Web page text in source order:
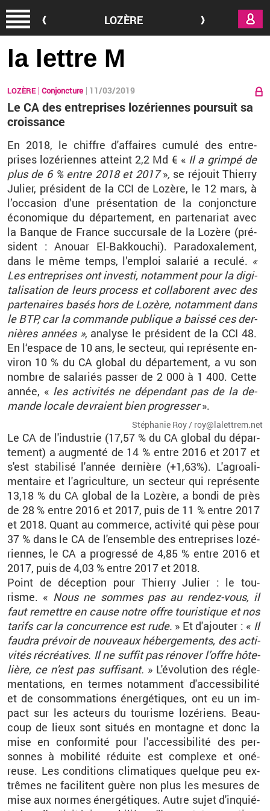
LOZÈRE
la lettre M
LOZÈRE Conjoncture 11/03/2019
Le CA des entreprises lozériennes poursuit sa
croissance
En 2018, le chiffre d'af­faires cu­mulé des en­tre­
prises lo­zé­riennes at­teint 2,2 Md € « Il a grimpé de
plus de 6 % entre 2018 et 2017 », se ré­jouitThierry
Ju­lier, pré­sident de la CCI de Lo­zère, le 12 mars, à
l’oc­ca­sion d’une pré­sen­ta­tion de la conjonc­ture
éco­no­mique du dé­par­te­ment, en par­te­na­riat avec
la Banque de France suc­cur­sale de la Lo­zère (pré­
sident : Anouar El-Bak­kou­chi). Pa­ra­doxa­le­ment,
dans le même temps, l’em­ploi sa­la­rié a re­culé. «
Les en­tre­prises ont in­vesti, no­tam­ment pour la di­gi­
ta­li­sa­tion de leurs pro­cess et col­la­borent avec des
par­te­naires basés hors de Lo­zère, no­tam­ment dans
le BTP, car la com­mande pu­blique a baissé ces der­
nières an­nées », ana­lyse le pré­sident de la CCI 48.
En l‘es­pace de 10 ans, le sec­teur, qui re­pré­sente en­
vi­ron 10 % du CA glo­bal du dé­par­te­ment, a vu son
nombre de sa­la­riés pas­ser de 2 000 à 1 400. Cette
année, « les ac­ti­vi­tés ne dé­pen­dant pas de la de­
mande lo­cale de­vraient bien pro­gres­ser ».
Sté­pha­nie Roy / roy@​la­let­trem.​net
Le CA de l'in­dus­trie (17,57 % du CA glo­bal du dé­par­
te­ment) a aug­menté de 14 % entre 2016 et 2017 et
s'est sta­bi­lisé l'an­née der­nière (+1,63%). L'agroa­li­
men­taire et l'agri­cul­ture, un sec­teur qui re­pré­sente
13,18 % du CA glo­bal de la Lo­zère, a bondi de près
de 28 % entre 2016 et 2017, puis de 11 % entre 2017
et 2018. Quant au com­merce, ac­ti­vité qui pèse pour
37 % dans le CA de l'en­semble des en­tre­prises lo­zé­
riennes, le CA a pro­gressé de 4,85 % entre 2016 et
2017, puis de 4,03 % entre 2017 et 2018.
Point de dé­cep­tion pour ThierryJu­lier : le tou­
risme. « Nous ne sommes pas au ren­dez-vous, il
faut re­mettre en cause notre offre tou­ris­tique et nos
ta­rifs car la concur­rence est rude. » Et d'ajou­ter : « Il
fau­dra pré­voir de nou­veaux hé­ber­ge­ments, des ac­ti­
vi­tés ré­créa­tives. Il ne suf­fit pas ré­no­ver l’offre hô­te­
lière, ce n'est pas suf­fi­sant. »L'évo­lu­tion des ré­gle­
men­ta­tions, en termes no­tam­ment d'ac­ces­si­bi­lité
et de consom­ma­tions éner­gé­tiques, ont eu un im­
pact sur les ac­teurs du tou­risme lo­zé­riens. Beau­
coup de lieux sont si­tués en mon­tagne et donc la
mise en confor­mité pour l'ac­ces­si­bi­lité des per­
sonnes à mo­bi­lité ré­duite est com­plexe et oné­
reuse. Les condi­tions cli­ma­tiques quelque peu ex­
trêmes ne fa­ci­litent guère non plus les me­sures de
mise aux normes éner­gé­tiques. Autre sujet d'in­quié­